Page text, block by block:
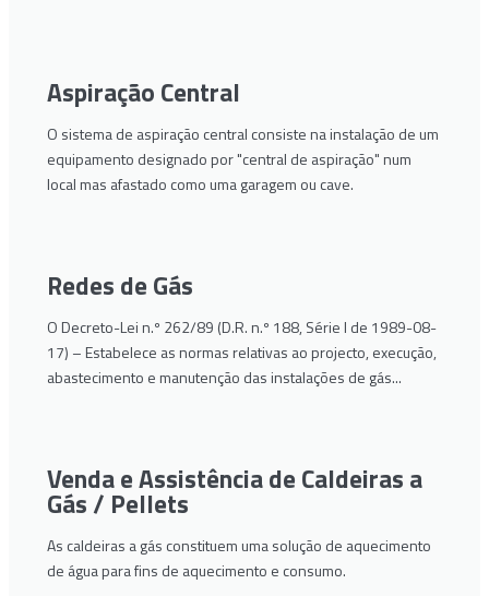
Aspiração Central
O sistema de aspiração central consiste na instalação de um
equipamento designado por "central de aspiração" num
local mas afastado como uma garagem ou cave.
Redes de Gás
O Decreto-Lei n.º 262/89 (D.R. n.º 188, Série I de 1989-08-
17) – Estabelece as normas relativas ao projecto, execução,
abastecimento e manutenção das instalações de gás...
Venda e Assistência de Caldeiras a
Gás / Pellets
As caldeiras a gás constituem uma solução de aquecimento
de água para fins de aquecimento e consumo.